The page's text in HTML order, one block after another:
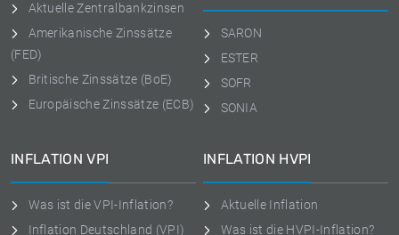
Aktuelle Zentralbankzinsen
Amerikanische Zinssätze
(FED)
Britische Zinssätze (BoE)
Europäische Zinssätze (ECB)
SARON
ESTER
SOFR
SONIA
INFLATION VPI
Was ist die VPI-Inflation?
Inflation Deutschland (VPI)
INFLATION HVPI
Aktuelle Inflation
Was ist die HVPI-Inflation?